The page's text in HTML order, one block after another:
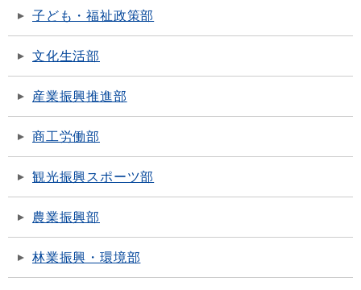
子ども・福祉政策部
文化生活部
産業振興推進部
商工労働部
観光振興スポーツ部
農業振興部
林業振興・環境部